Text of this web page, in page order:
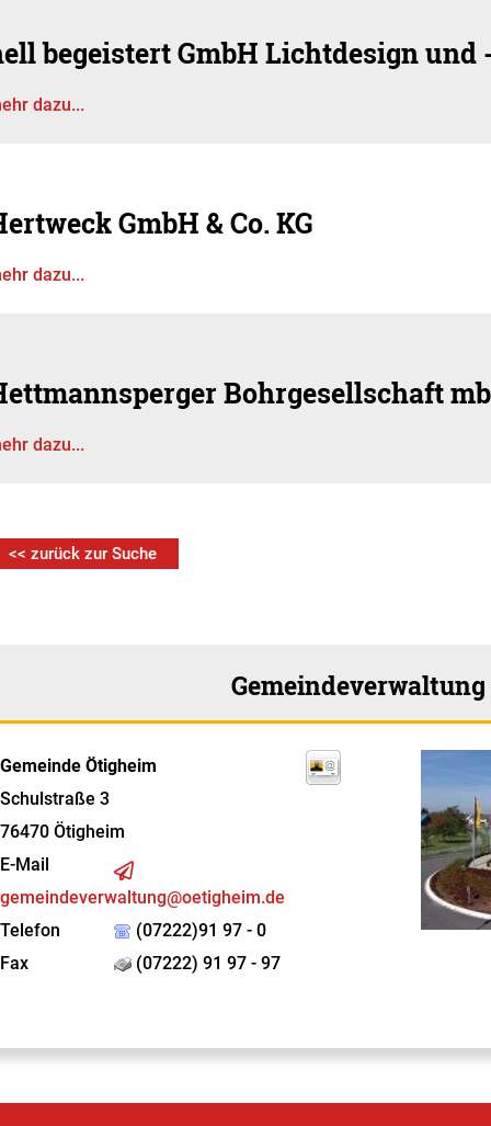
begeistert GmbH Lichtdesign und
dazu...
GmbH & Co. KG
dazu...
Bohrgesellschaft
dazu...
<< zurück zur Suche
Gemeindeverwaltung
Gemeinde Ötigheim
Schulstraße 3
76470 Ötigheim
E-Mail
gemeindeverwaltung@oetigheim.de
Telefon
(07222)91 97 - 0
Fax
(07222) 91 97 - 97